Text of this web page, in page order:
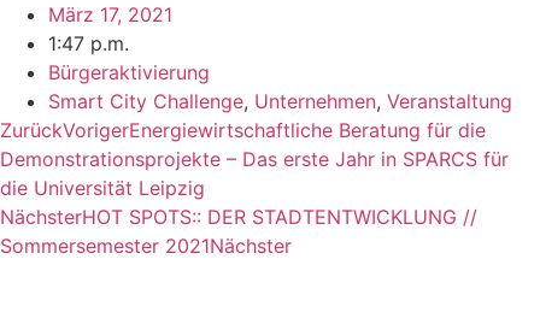
März 17, 2021
1:47 p.m.
Bürgeraktivierung
Smart City Challenge, Unternehmen, Veranstaltung
ZurückVorigerEnergiewirtschaftliche Beratung für die
Demonstrationsprojekte – Das erste Jahr in SPARCS für
die Universität Leipzig
NächsterHOT SPOTS:: DER STADTENTWICKLUNG //
Sommersemester 2021Nächster